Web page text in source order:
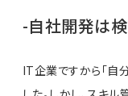
-自社開発は検
IT企業ですから「自